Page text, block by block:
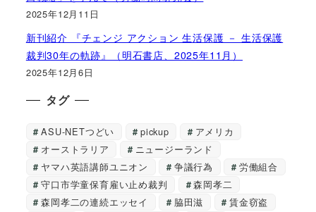
2025年12月11日
新刊紹介 『チェンジ アクション 生活保護 － 生活保護
裁判30年の軌跡』（明石書店、2025年11月）
2025年12月6日
タグ
ASU-NETつどい pickup
アメリカ
オーストラリア
ニュージーランド
ヤマハ英語講師ユニオン
争議行為
労働組合
守口市学童保育雇い止め裁判
森岡孝二
森岡孝二の連続エッセイ
脇田滋
賃金窃盗